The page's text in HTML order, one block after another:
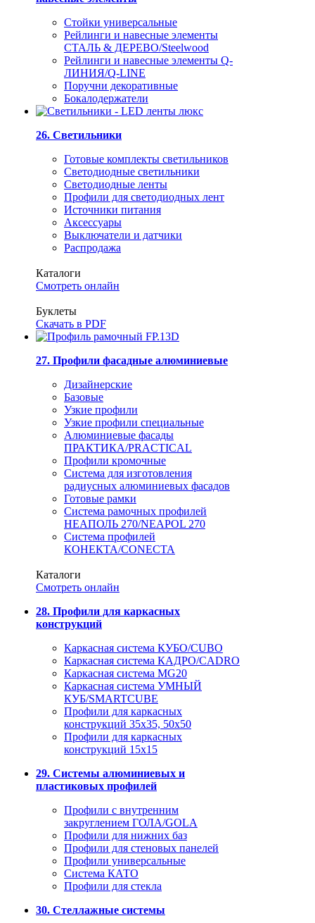
Стойки универсальные
Рейлинги и навесные элементы
СТАЛЬ & ДЕРЕВО/Steelwood
Рейлинги и навесные элементы Q-
ЛИНИЯ/Q-LINE
Поручни декоративные
Бокалодержатели
26. Светильники
Готовые комплекты светильников
Светодиодные светильники
Светодиодные ленты
Профили для светодиодных лент
Источники питания
Аксессуары
Выключатели и датчики
Распродажа
Каталоги
Смотреть онлайн
Буклеты
Скачать в PDF
27. Профили фасадные алюминиевые
Дизайнерские
Базовые
Узкие профили
Узкие профили специальные
Алюминиевые фасады
ПРАКТИКА/PRACTICAL
Профили кромочные
Система для изготовления
радиусных алюминиевых фасадов
Готовые рамки
Система рамочных профилей
НЕАПОЛЬ 270/NEAPOL 270
Система профилей
КОНЕКТА/CONECTA
Каталоги
Смотреть онлайн
28. Профили для каркасных
конструкций
Каркасная система КУБО/CUBO
Каркасная система КАДРО/CADRO
Каркасная система MG20
Каркасная система УМНЫЙ
КУБ/SMARTCUBE
Профили для каркасных
конструкций 35x35, 50x50
Профили для каркасных
конструкций 15х15
29. Системы алюминиевых и
пластиковых профилей
Профили с внутренним
закруглением ГОЛА/GOLA
Профили для нижних баз
Профили для стеновых панелей
Профили универсальные
Система КАТО
Профили для стекла
30. Стеллажные системы